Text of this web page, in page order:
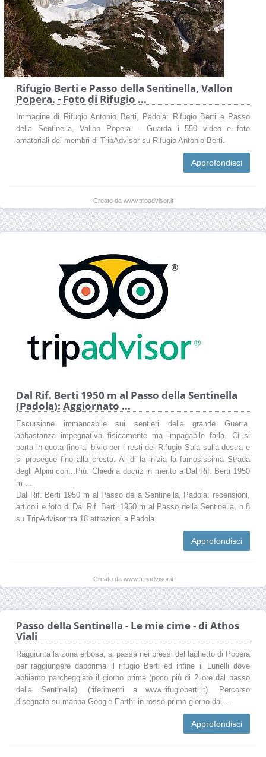
Rifugio Berti e Passo della Sentinella, Vallon
Popera. - Foto di Rifugio ...
Immagine di Rifugio Antonio Berti, Padola: Rifugio Berti e Passo
della Sentinella, Vallon Popera. - Guarda i 550 video e foto
amatoriali dei membri di TripAdvisor su Rifugio Antonio Berti.
Approfondisci
Creato da www.tripadvisor.it
Dal Rif. Berti 1950 m al Passo della Sentinella
(Padola): Aggiornato ...
Escursione immancabile sui sentieri della grande Guerra.
abbastanza impegnativa fisicamente ma impagabile farla. Ci si
porta in quota fino al bivio per i resti del Rifugio Sala sulla destra e
si prosegue fino alla cresta. Al di la inizia la famosissima Strada
degli Alpini con...Più. Chiedi a docriz in merito a Dal Rif. Berti 1950
m ...
Dal Rif. Berti 1950 m al Passo della Sentinella, Padola: recensioni,
articoli e foto di Dal Rif. Berti 1950 m al Passo della Sentinella, n.8
su TripAdvisor tra 18 attrazioni a Padola.
Approfondisci
Creato da www.tripadvisor.it
Passo della Sentinella - Le mie cime - di Athos
Viali
Raggiunta la zona erbosa, si passa nei pressi del laghetto di Popera
per raggiungere dapprima il rifugio Berti ed infine il Lunelli dove
abbiamo parcheggiato il giorno prima (poco più di 2 ore dal passo
della Sentinella). (riferimenti a www.rifugioberti.it). Percorso
disegnato su mappa Google Earth: in rosso primo giorno dal ...
Approfondisci